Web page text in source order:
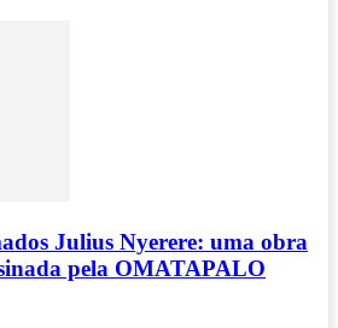
Julius Nyerere: uma obra
pela OMATAPALO